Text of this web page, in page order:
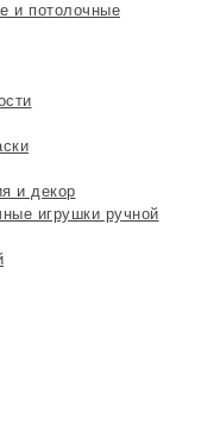
и потолочные
и декор
игрушки ручной